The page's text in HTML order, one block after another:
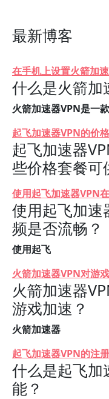
最新博客
在手机上设置火箭加
什么是火箭加
火箭加速器VPN是一款
起飞加速器VPN的价
起飞加速器
些价格套餐可
使用起飞加速器VPN
使用起飞加速
频是否流畅？
使用起飞
火箭加速器VPN对游
火箭加速器
游戏加速？
火箭加速器
起飞加速器VPN的注
什么是起飞加
能？